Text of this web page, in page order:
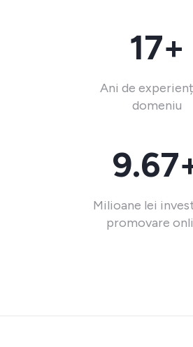
17+
Ani de
domeniu
Milioane lei
promovare